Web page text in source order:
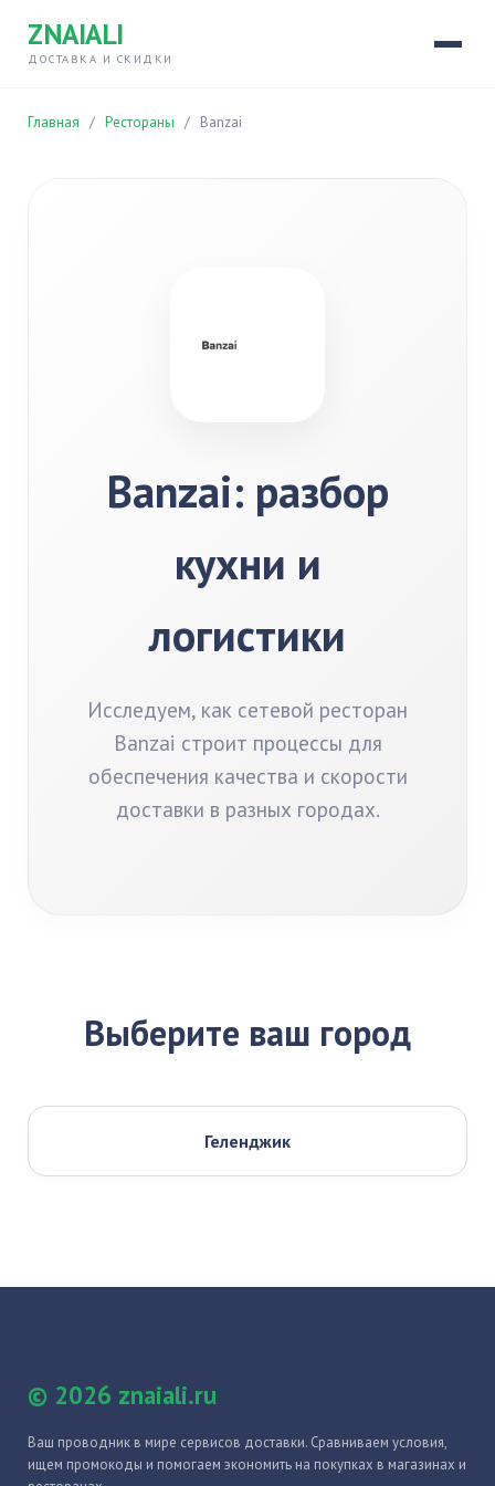
ZNAIALI
ДОСТАВКА И СКИДКИ
Главная / Рестораны / Banzai
Banzai: разбор
кухни и
логистики
Исследуем, как сетевой ресторан
Banzai строит процессы для
обеспечения качества и скорости
доставки в разных городах.
Выберите ваш город
Геленджик
© 2026 znaiali.ru
Ваш проводник в мире сервисов доставки. Сравниваем условия,
ищем промокоды и помогаем экономить на покупках в магазинах и